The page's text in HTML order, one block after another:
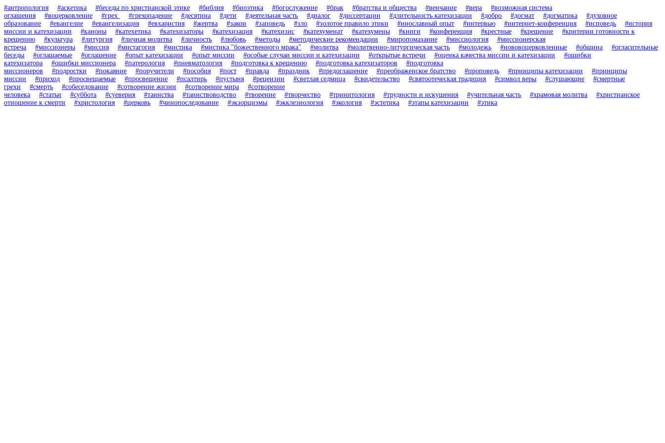
#антропология #аскетика #беседы по христианской этике #библия #биоэтика #богослужение #брак #братства и общества #венчание #вера
#возможная система
оглашения
#воцерковление #грех #грехопадение #десятина #дети #деятельная часть #диалог #диссертации #длительность катехизации #добро #догмат #догматика
#духовное
образование
#евангелие #евангелизация #евхаристия #жертва #закон #заповедь #зло #золотое правило этики #инославный опыт #интервью #интернет-конференция #исповедь
#история
миссии и катехизации
#каноны #катехетика #катехизаторы #катехизация #катехизис #катехуменат #катехумены #книги #конференция #крестные #крещение
#критерии готовности к
крещению
#культура #литургия #личная молитва #личность #любовь #методы #методические рекомендации #миропомазание #миссиология
#миссионерская
встреча
#миссионеры #миссия #мистагогия #мистика #мистика "божественного мрака" #молитва #молитвенно-литургическая часть #молодежь #нововоцерковленные #община
#огласительные
беседы
#оглашаемые #оглашение #опыт катехизации #опыт миссии #особые случаи миссии и катехизации #открытые встречи #оценка качества миссии и катехизации
#ошибки
катехизатора
#ошибки миссионера #патерология #пневматология #подготовка к крещению #подготовка катехизаторов
#подготовка
миссионеров
#подростки #покаяние #поручители #пособия #пост #правда #праздник #предоглашение #преображенское братство #проповедь #принципы катехизации
#принципы
миссии
#приход #просвещаемые #просвещение #псалтирь #пустыня #рецензии #светлая седмица #свидетельство #святоотеческая традиция #символ веры #слушающие
#смертные
грехи
#смерть #собеседование #сотворение жизни #сотворение мира
#сотворение
человека
#статьи #суббота #суеверия #таинства #таинствоводство #творение #творчество #тринитология #трудности и искушения #учительная часть #храмовая молитва
#христианское
отношение к смерти
#христология #церковь #чинопоследование #экзорцизмы #экклезиология #экология #эстетика #этапы катехизации #этика